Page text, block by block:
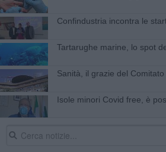
Confindustria incontra le
Tartarughe marine, lo spot
Sanità, il grazie del
Isole minori Covid free, è